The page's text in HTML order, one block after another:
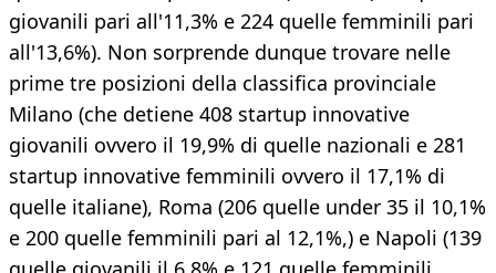
giovanili pari all'11,3% e 224 quelle femminili pari
all'13,6%). Non sorprende dunque trovare nelle
prime tre posizioni della classifica provinciale
Milano (che detiene 408 startup innovative
giovanili ovvero il 19,9% di quelle nazionali e 281
startup innovative femminili ovvero il 17,1% di
quelle italiane), Roma (206 quelle under 35 il 10,1%
e 200 quelle femminili pari al 12,1%,) e Napoli (139